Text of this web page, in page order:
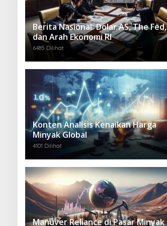
Berita Nasional: Dolar AS, The Fed,
dan Arah Ekonomi RI
6485 Dilihat
Konten Analisis Kenaikan Harga
Minyak Global
4101 Dilihat
Manuver Reliance di Pasar Minyak